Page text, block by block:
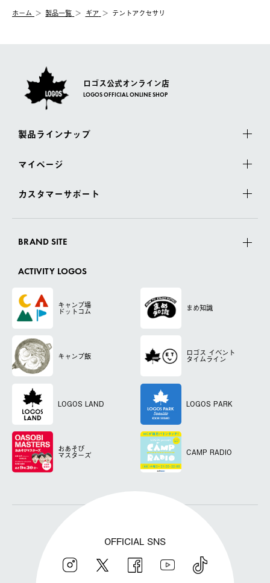
【配送業者】
佐川急便にて配送されます。
一度お手元の商品を返品いただき、ご希望商品を再注文してくだ
ホーム 製品一覧 ギア テントアクセサリ
ロゴス公式オンライン店
LOGOS OFFICIAL ONLINE SHOP
製品ラインナップ
マイページ
カスタマーサポート
BRAND SITE
ACTIVITY LOGOS
キャンプ場
ドットコム まめ知識
キャンプ飯 ロゴス イベント
タイムライン
LOGOS LAND LOGOS PARK
おあそび
マスターズ CAMP RADIO
OFFICIAL SNS